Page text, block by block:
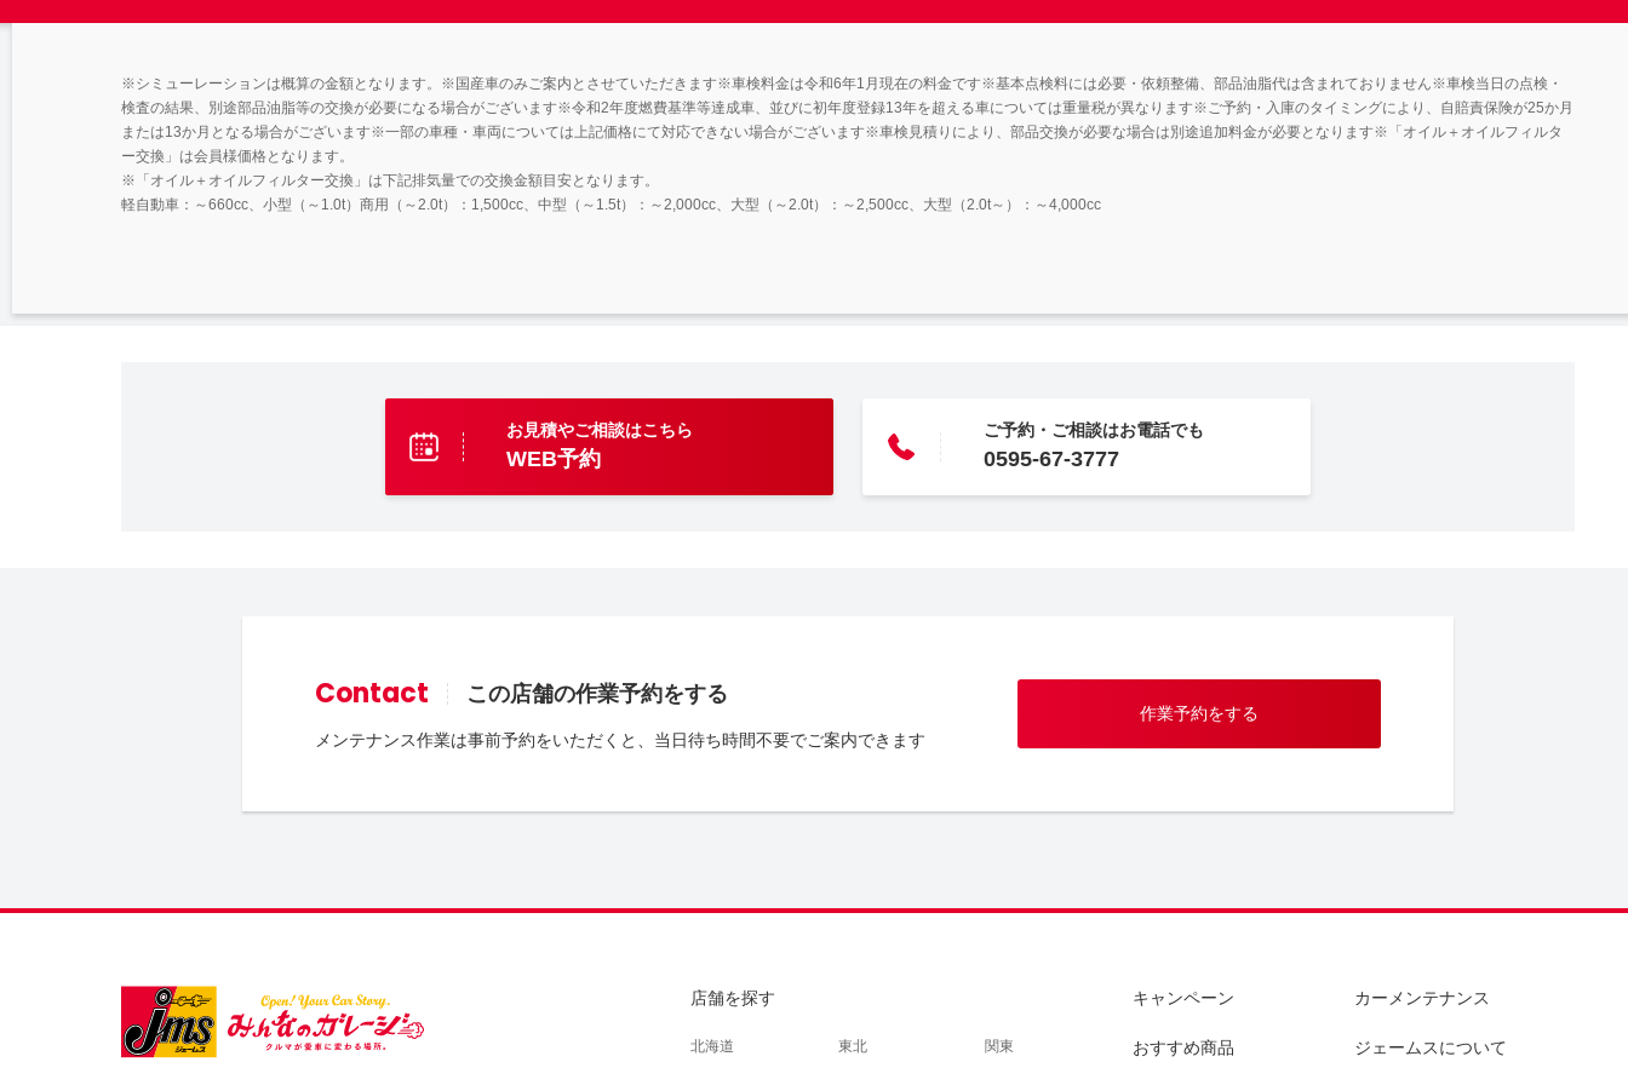
※シミューレーションは概算の金額となります。※国産車のみご案内とさせていただきます※車検料金は令和6年1月現在の料金です※基本点検料には必要・依頼整備、部品油脂代は含まれておりません※車検当日の点検・
検査の結果、別途部品油脂等の交換が必要になる場合がございます※令和2年度燃費基準等達成車、並びに初年度登録13年を超える車については重量税が異なります※ご予約・入庫のタイミングにより、自賠責保険が25か月
または13か月となる場合がございます※一部の車種・車両については上記価格にて対応できない場合がございます※車検見積りにより、部品交換が必要な場合は別途追加料金が必要となります※「オイル＋オイルフィルタ
ー交換」は会員様価格となります。
※「オイル＋オイルフィルター交換」は下記排気量での交換金額目安となります。
軽自動車：～660cc、小型（～1.0t）商用（～2.0t）：1,500cc、中型（～1.5t）：～2,000cc、大型（～2.0t）：～2,500cc、大型（2.0t～）：～4,000cc
お見積やご相談はこちら
WEB予約
ご予約・ご相談はお電話でも
0595-67-3777
Contact この店舗の作業予約をする
メンテナンス作業は事前予約をいただくと、当日待ち時間不要でご案内できます
作業予約をする
店舗を探す
北海道 東北 関東
キャンペーン カーメンテナンス
おすすめ商品 ジェームスについて